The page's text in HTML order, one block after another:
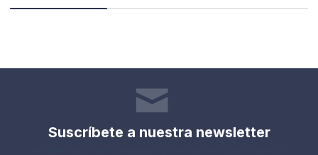
Suscríbete a nuestra newsletter